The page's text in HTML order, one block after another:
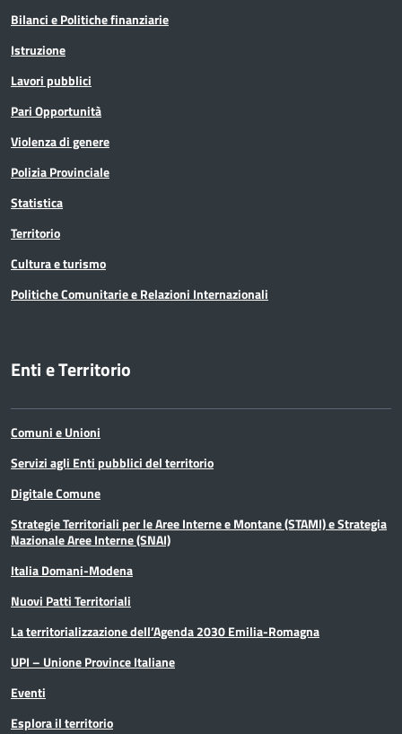
Bilanci e Politiche finanziarie
Istruzione
Lavori pubblici
Pari Opportunità
Violenza di genere
Polizia Provinciale
Statistica
Territorio
Cultura e turismo
Politiche Comunitarie e Relazioni Internazionali
Enti e Territorio
Comuni e Unioni
Servizi agli Enti pubblici del territorio
Digitale Comune
Strategie Territoriali per le Aree Interne e Montane (STAMI) e Strategia
Nazionale Aree Interne (SNAI)
Italia Domani-Modena
Nuovi Patti Territoriali
La territorializzazione dell’Agenda 2030 Emilia-Romagna
UPI – Unione Province Italiane
Eventi
Esplora il territorio